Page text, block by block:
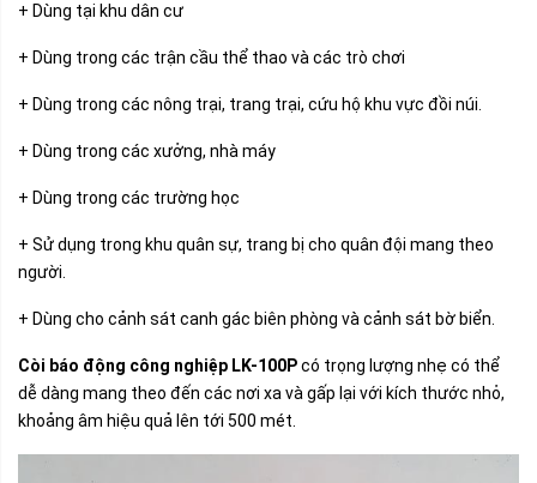
+ Dùng tại khu dân cư
+ Dùng trong các trận cầu thể thao và các trò chơi
+ Dùng trong các nông trại, trang trại, cứu hộ khu vực đồi núi.
+ Dùng trong các xưởng, nhà máy
+ Dùng trong các trường học
+ Sử dụng trong khu quân sự, trang bị cho quân đội mang theo
người.
+ Dùng cho cảnh sát canh gác biên phòng và cảnh sát bờ biển.
Còi báo động công nghiệp LK-100Pcó trọng lượng nhẹ có thể
dễ dàng mang theo đến các nơi xa và gấp lại với kích thước nhỏ,
khoảng âm hiệu quả lên tới 500 mét.